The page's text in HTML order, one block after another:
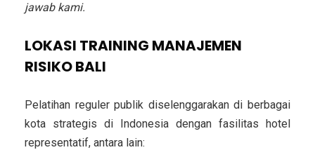
jawab kami.
LOKASI TRAINING MANAJEMEN
RISIKO BALI
Pelatihan reguler publik diselenggarakan di berbagai
kota strategis di Indonesia dengan fasilitas hotel
representatif, antara lain: